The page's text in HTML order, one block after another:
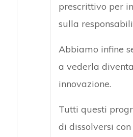
prescrittivo per
sulla
Abbiamo infine
a vederla
innovazione.
Tutti questi
di dissolversi